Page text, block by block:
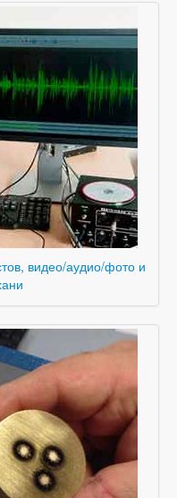
видео/аудио/фото и